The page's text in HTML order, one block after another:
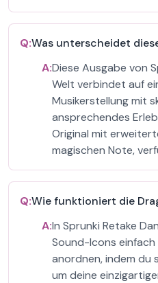
Q:Was unterscheidet
A:Diese Ausgabe von
Welt verbindet auf
Musikerstellung mit
ansprechendes
Original mit
magischen Note,
Q:Wie funktioniert die
A:In Sprunki Retake
Sound-Icons einfach
anordnen, indem du
um deine